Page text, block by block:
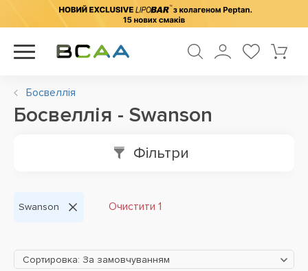
Босвеллія
Босвеллія - Swanson
Фільтри
Swanson Очистити 1
Сортировка: За замовчуванням